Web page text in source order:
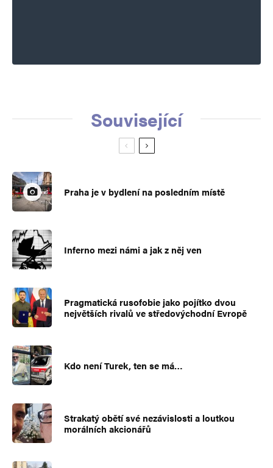
Související
Praha je v bydlení na posledním místě
Inferno mezi námi a jak z něj ven
Pragmatická rusofobie jako pojítko dvou
největších rivalů ve středovýchodní Evropě
Kdo není Turek, ten se má…
Strakatý obětí své nezávislosti a loutkou
morálních akcionářů